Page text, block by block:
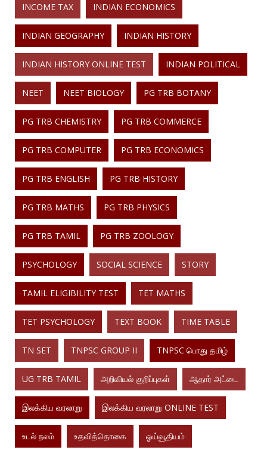
INCOME TAX INDIAN ECONOMICS
INDIAN GEOGRAPHY INDIAN HISTORY
INDIAN HISTORY ONLINE TEST INDIAN POLITICAL
NEET NEET BIOLOGY PG TRB BOTANY
PG TRB CHEMISTRY PG TRB COMMERCE
PG TRB COMPUTER PG TRB ECONOMICS
PG TRB ENGLISH PG TRB HISTORY
PG TRB MATHS PG TRB PHYSICS
PG TRB TAMIL PG TRB ZOOLOGY
PSYCHOLOGY SOCIAL SCIENCE STORY
TAMIL ELIGIBILITY TEST TET MATHS
TET PSYCHOLOGY TEXT BOOK TIME TABLE
TN SET TNPSC GROUP II TNPSC பொது தமிழ்
UG TRB TAMIL அறிவியல் குறிப்புகள் ஆதார் அட்டை
இலக்கிய வரலாறு இலக்கிய வரலாறு ONLINE TEST
உடல் நலம் உதவித்தொகை ஓய்வூதியம்